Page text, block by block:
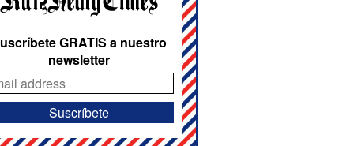
GRATIS a nuestro
newsletter